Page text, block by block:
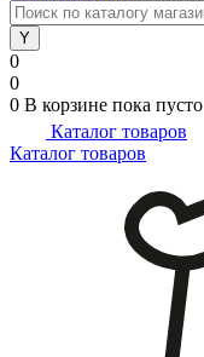
0
0
0 В корзине пока пусто
Каталог товаров
Каталог товаров